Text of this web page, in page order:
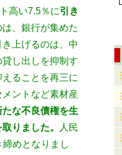
高い7.5％に引き
は、銀行が集めた
上げるのは、中
し出しを抑制す
ることを再三に
ントなど素材産
な不良債権を生
りました。
人民
めとなりまし